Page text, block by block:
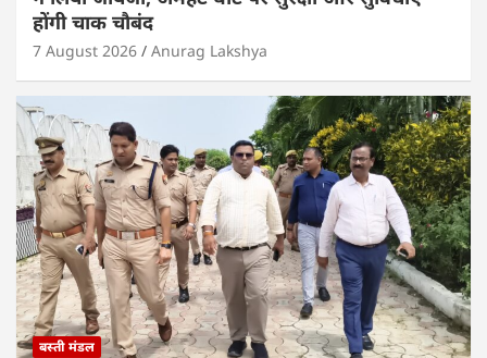
होंगी चाक चौबंद
7 August 2026 Anurag Lakshya
बस्ती मंडल